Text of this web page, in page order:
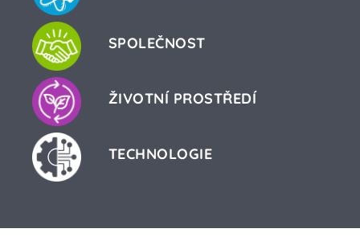
SPOLEČNOST
ŽIVOTNÍ PROSTŘEDÍ
TECHNOLOGIE